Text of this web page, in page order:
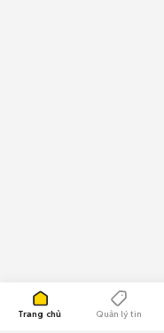
Trang chủ Quản lý tin